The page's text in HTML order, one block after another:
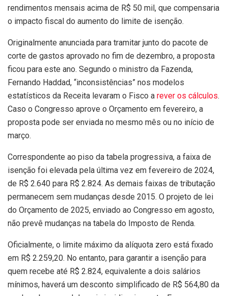
rendimentos mensais acima de R$ 50 mil, que compensaria
o impacto fiscal do aumento do limite de isenção.
Originalmente anunciada para tramitar junto do pacote de
corte de gastos aprovado no fim de dezembro, a proposta
ficou para este ano. Segundo o ministro da Fazenda,
Fernando Haddad, “inconsistências” nos modelos
estatísticos da Receita levaram o Fisco a rever os cálculos.
Caso o Congresso aprove o Orçamento em fevereiro, a
proposta pode ser enviada no mesmo mês ou no início de
março.
Correspondente ao piso da tabela progressiva, a faixa de
isenção foi elevada pela última vez em fevereiro de 2024,
de R$ 2.640 para R$ 2.824. As demais faixas de tributação
permanecem sem mudanças desde 2015. O projeto de lei
do Orçamento de 2025, enviado ao Congresso em agosto,
não prevê mudanças na tabela do Imposto de Renda.
Oficialmente, o limite máximo da alíquota zero está fixado
em R$ 2.259,20. No entanto, para garantir a isenção para
quem recebe até R$ 2.824, equivalente a dois salários
mínimos, haverá um desconto simplificado de R$ 564,80 da